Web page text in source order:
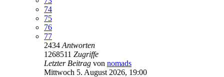
74
75
76
77
2434 Antworten
1268511 Zugriffe
Letzter Beitrag von nomads
Mittwoch 5. August 2026, 19:00